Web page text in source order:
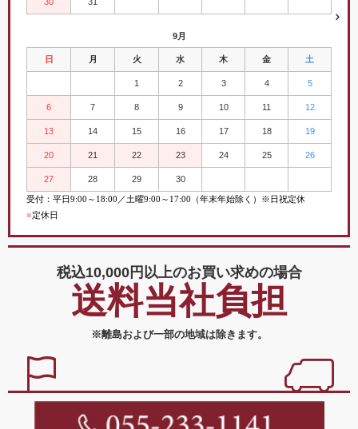
30 31
9月
日 月 火 水 木 金 土
1 2 3 4 5
6 7 8 9 10 11 12
13 14 15 16 17 18 19
20 21 22 23 24 25 26
27 28 29 30
受付：平日9:00 ～ 18:00／土曜9:00 ～ 17:00（年末年始除く）※日祝定休
■定休日
税込10,000円以上のお買い求めの場合
送料当社負担
※離島および一部の地域は除きます。